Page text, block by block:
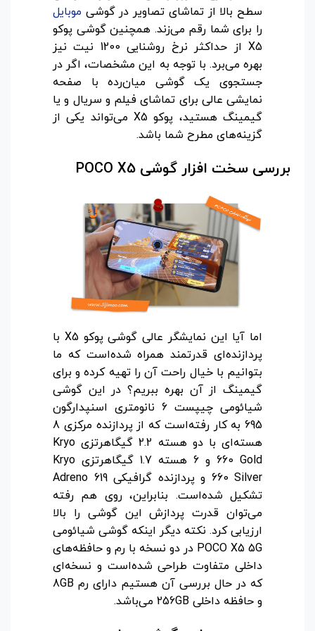
سطح بالا از تماشای تصاویر در گوشی موبایل
را برای شما رقم می‌زند. همچنین گوشی پوکو
X5 از حداکثر نرخ روشنایی 1200 نیت نیز
بهره می‌برد. با توجه به این مشخصات، اگر در
جستجوی یک گوشی میان‌رده با صفحه
نمایشی عالی برای تماشای فیلم و سریال و یا
گیمینگ هستید، پوکو X5 می‌تواند یکی از
گزینه‌های مطرح شما باشد.
بررسی سخت افزار گوشی POCO X5
اما آیا این نمایشگر عالی گوشی پوکو X5 با
پردازنده‌ای قدرتمند همراه شده‌است که ما
بتوانیم با خیال راحت آن را تهیه کرده و برای
گیمینگ از آن بهره ببریم؟ در این گوشی
شیائومی چیپست 6 نانومتری اسنپدارگون
695 به کار رفته‌است که از پردازنده مرکزی 8
هسته‌ای با دو هسته 2.2 گیگاهرتزی Kryo
660 Gold و 6 هسته 1.7 گیگاهرتزی Kryo
660 Silver و پردازنده گرافیکی Adreno 619
تشکیل شده‌است. بنابراین، روی هم رفته
می‌توان قدرت پردازش این گوشی را بالا
ارزیابی کرد. نکته دیگر اینکه گوشی شیائومی
POCO X5 5G در دو نسخه با رم و حافظه‌های
داخلی متفاوت طراحی شده‌است و نسخه‌ای
که در حال بررسی آن هستیم دارای رم 8GB
و حافظه داخلی 256GB می‌باشد.